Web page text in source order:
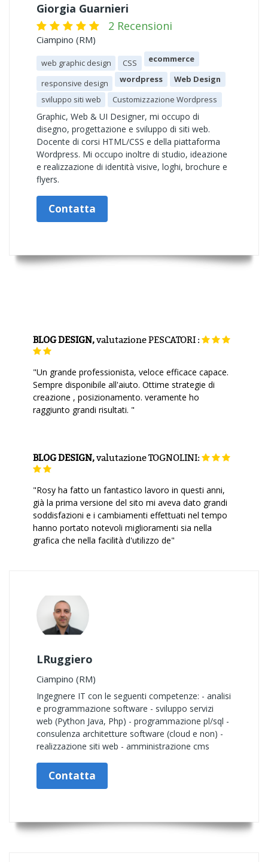
Giorgia Guarnieri
2 Recensioni
Ciampino (RM)
web graphic design CSS ecommerce
responsive design wordpress
Web Design
sviluppo siti web
Customizzazione Wordpress
Graphic, Web & UI Designer, mi occupo di
disegno, progettazione e sviluppo di siti web.
Docente di corsi HTML/CSS e della piattaforma
Wordpress. Mi occupo inoltre di studio, ideazione
e realizzazione di identità visive, loghi, brochure e
flyers.
Contatta
BLOG DESIGN,valutazionePESCATORI :
"Un grande professionista, veloce efficace capace.
Sempre disponibile all'aiuto. Ottime strategie di
creazione , posizionamento. veramente ho
raggiunto grandi risultati. "
BLOG DESIGN,valutazioneTOGNOLINI:
"Rosy ha fatto un fantastico lavoro in questi anni,
già la prima versione del sito mi aveva dato grandi
soddisfazioni e i cambiamenti effettuati nel tempo
hanno portato notevoli miglioramenti sia nella
grafica che nella facilità d'utilizzo de"
LRuggiero
Ciampino (RM)
Ingegnere IT con le seguenti competenze: - analisi
e programmazione software - sviluppo servizi
web (Python Java, Php) - programmazione pl/sql -
consulenza architetture software (cloud e non) -
realizzazione siti web - amministrazione cms
Contatta